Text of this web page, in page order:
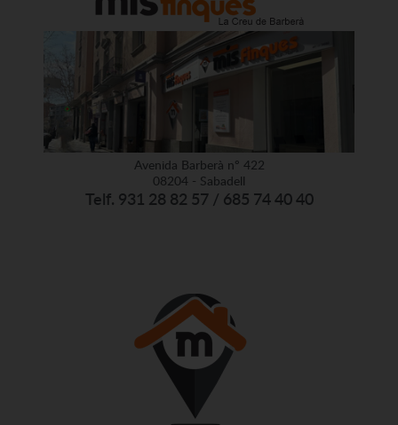
Avenida Barberà nº 422
08204 - Sabadell
Telf. 931 28 82 57 / 685 74 40 40